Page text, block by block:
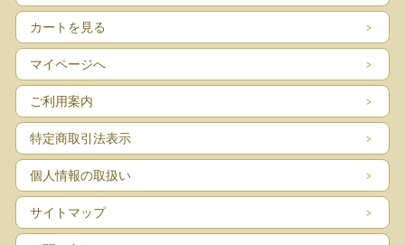
カートを見る
マイページへ
ご利用案内
特定商取引法表示
個人情報の取扱い
サイトマップ